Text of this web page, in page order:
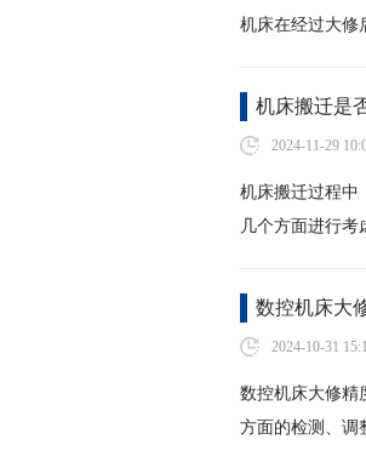
机床在经过大修
机床搬迁是
2024-11-29
机床搬迁过程中
几个方面进行
数控机床大
2024-10-31
数控机床大修精
方面的检测、调